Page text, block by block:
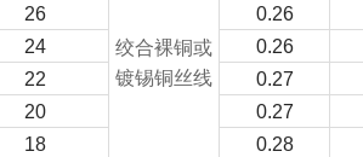
绞合裸铜或
镀锡铜丝线
26
0.26
24
0.26
22
0.27
20
0.27
18
0.28